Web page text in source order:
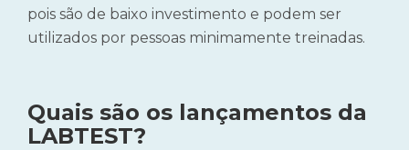
pois são de baixo investimento e podem ser
utilizados por pessoas minimamente treinadas.
Quais são os lançamentos da
LABTEST?